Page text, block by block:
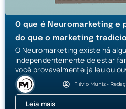
O que é Neuromarketing e
do que o marketing
O Neuromarketing existe há
independentemente de estar
você provavelmente já leu ou
Flávio Muniz -
Leia mais